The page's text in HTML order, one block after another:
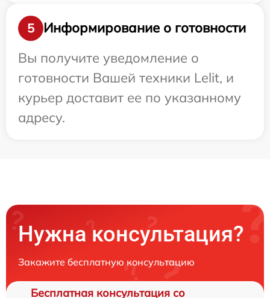
5
Информирование о готовности
Вы получите уведомление о
готовности Вашей техники Lelit, и
курьер доставит ее по указанному
адресу.
Нужна консультация?
Закажите бесплатную консультацию
Бесплатная консультация со